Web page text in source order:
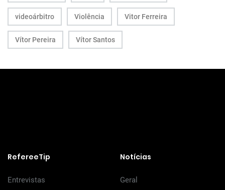
videoárbitro Violência Vitor Ferreira
Vítor Pereira Vítor Santos
RefereeTip
Entrevistas
Notícias
Geral